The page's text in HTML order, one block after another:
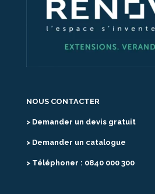
NOUS CONTACTER
> Demander un devis gratuit
> Demander un catalogue
> Téléphoner : 0840 000 300